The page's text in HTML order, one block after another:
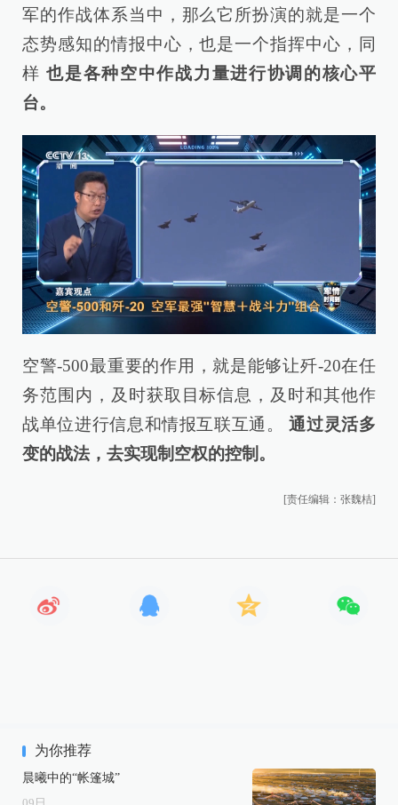
军的作战体系当中，那么它所扮演的就是一个
态势感知的情报中心，也是一个指挥中心，同
样 也是各种空中作战力量进行协调的核心平
台。
空警-500最重要的作用，就是能够让歼-20在任
务范围内，及时获取目标信息，及时和其他作
战单位进行信息和情报互联互通。
通过灵活多
变的战法，去实现制空权的控制。
[责任编辑：张魏桔]
为你推荐
晨曦中的“帐篷城”